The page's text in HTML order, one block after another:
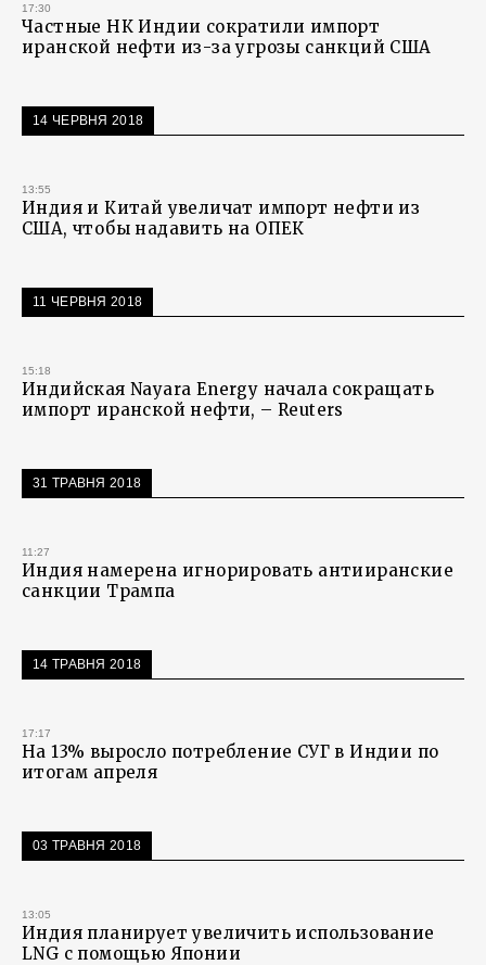
17:30
Частные НК Индии сократили импорт
иранской нефти из-за угрозы санкций США
14 ЧЕРВНЯ 2018
13:55
Индия и Китай увеличат импорт нефти из
США, чтобы надавить на ОПЕК
11 ЧЕРВНЯ 2018
15:18
Индийская Nayara Energy начала сокращать
импорт иранской нефти, – Reuters
31 ТРАВНЯ 2018
11:27
Индия намерена игнорировать антииранские
санкции Трампа
14 ТРАВНЯ 2018
17:17
На 13% выросло потребление СУГ в Индии по
итогам апреля
03 ТРАВНЯ 2018
13:05
Индия планирует увеличить использование
LNG с помощью Японии